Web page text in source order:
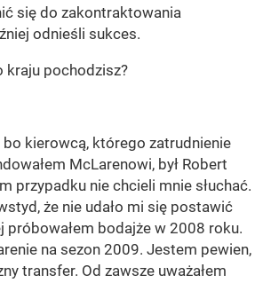
się do zakontraktowania
odnieśli sukces.
kraju pochodzisz?
bo kierowcą, którego zatrudnienie
McLarenowi, był Robert
przypadku nie chcieli mnie słuchać.
że nie udało mi się postawić
próbowałem bodajże w 2008 roku.
na sezon 2009. Jestem pewien,
transfer. Od zawsze uważałem